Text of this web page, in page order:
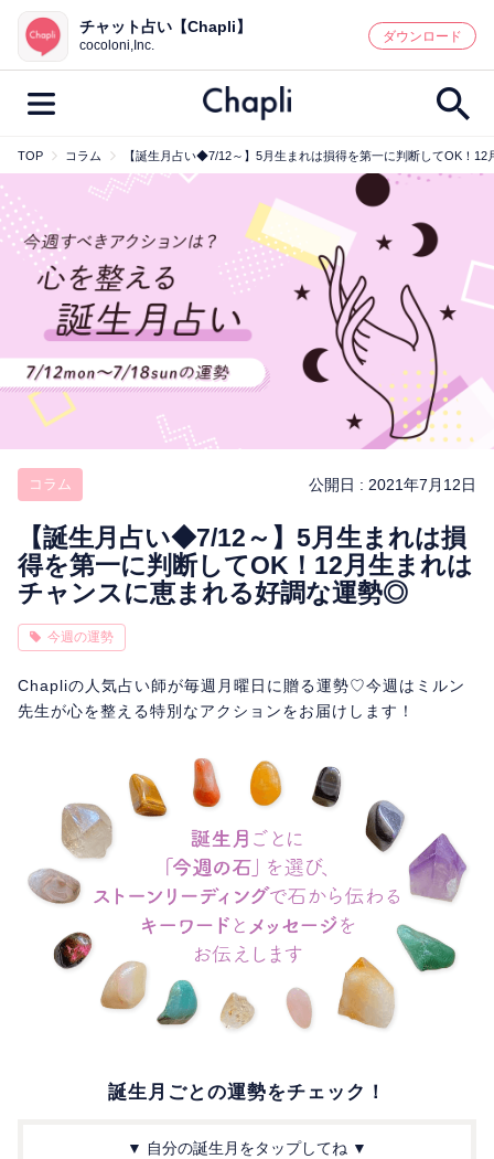
鑑定記事・占い師検索
最新記事一覧
人気記事一覧
鑑定 占い師 キャンペーン
キーワード別
彼の気持ち
今週の運勢 彼氏 片思い 結婚
相性
チャット占い【Chapli】
cocoloni,Inc.
ダウンロード
TOP コラム 【誕生月占い◆7/12～】5月生まれは損得を第一に判断してOK！
コラム 公開日 : 2021年7月12日
【誕生月占い◆7/12～】5月生まれは損
得を第一に判断してOK！12月生まれは
チャンスに恵まれる好調な運勢◎
今週の運勢
Chapliの人気占い師が毎週月曜日に贈る運勢♡今週はミルン
先生が心を整える特別なアクションをお届けします！
誕生月ごとの運勢をチェック！
▼ 自分の誕生月をタップしてね ▼